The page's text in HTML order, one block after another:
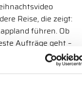
Reise, die zeigt:
führen. Ob
Aufträge geht –
besonders
wünschen Ihnen